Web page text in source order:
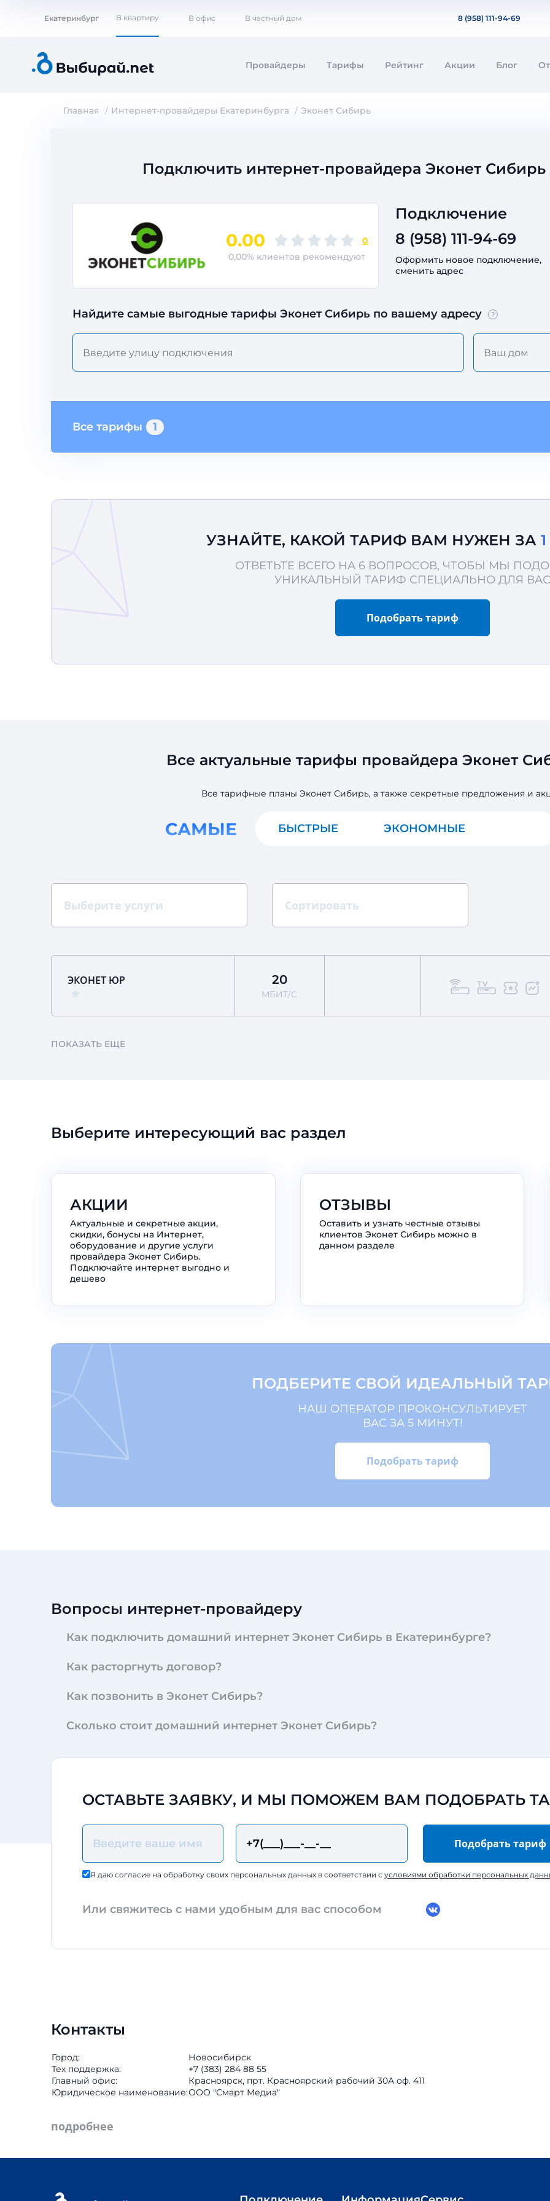
Екатеринбург В квартиру В офис В частный дом 8 (958) 111-94-69
Провайдеры Тарифы Рейтинг Акции Блог
Главная Интернет-провайдеры Екатеринбурга Эконет Сибирь
Подключить интернет-провайдера Эконет
0.00
0
0,00% клиентов рекомендуют
Подключение
8 (958) 111-94-69
Оформить новое подключение,
сменить адрес
Найдите самые выгодные тарифы Эконет Сибирь по вашему адресу ?
Все тарифы 1
УЗНАЙТЕ, КАКОЙ ТАРИФ ВАМ НУЖЕН ЗА
ОТВЕТЬТЕ ВСЕГО НА 6 ВОПРОСОВ, ЧТОБЫ МЫ
УНИКАЛЬНЫЙ ТАРИФ СПЕЦИАЛЬНО ДЛЯ ВАС
Подобрать тариф
Все актуальные тарифы провайдера Эконет
Все тарифные планы Эконет Сибирь, а также секретные предложения и
САМЫЕ БЫСТРЫЕ ЭКОНОМНЫЕ
Выберите услуги Сортировать
ЭКОНЕТ ЮР 20
МБИТ/С
ПОКАЗАТЬ ЕЩЕ
Выберите интересующий вас раздел
АКЦИИ
Актуальные и секретные акции,
скидки, бонусы на Интернет,
оборудование и другие услуги
провайдера Эконет Сибирь.
Подключайте интернет выгодно и
дешево
ОТЗЫВЫ
Оставить и узнать честные отзывы
клиентов Эконет Сибирь можно в
данном разделе
ПОДБЕРИТЕ СВОЙ ИДЕАЛЬНЫЙ
НАШ ОПЕРАТОР ПРОКОНСУЛЬТИРУЕТ
ВАС ЗА 5 МИНУТ!
Подобрать тариф
Вопросы интернет-провайдеру
Как подключить домашний интернет Эконет Сибирь в Екатеринбурге?
Как расторгнуть договор?
Как позвонить в Эконет Сибирь?
Сколько стоит домашний интернет Эконет Сибирь?
ОСТАВЬТЕ ЗАЯВКУ, И МЫ ПОМОЖЕМ ВАМ ПОДОБРАТЬ
Я даю согласие на обработку своих персональных данных в соответствии с условиями обработки персональных
Или свяжитесь с нами удобным для вас способом
Контакты
Город:
Новосибирск
Тех поддержка:
+7 (383) 284 88 55
Главный офис:
Красноярск, прт. Красноярский рабочий 30А оф. 411
Юридическое наименование:ООО "Смарт Медиа"
подробнее